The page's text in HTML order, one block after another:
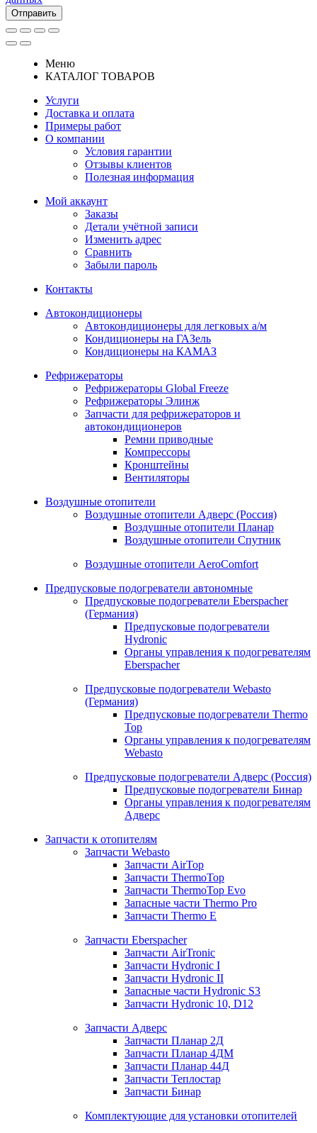
Отправить
Меню
КАТАЛОГ ТОВАРОВ
Услуги
Доставка и оплата
Примеры работ
О компании
Условия гарантии
Отзывы клиентов
Полезная информация
Мой аккаунт
Заказы
Детали учётной записи
Изменить адрес
Сравнить
Забыли пароль
Контакты
Автокондиционеры
Автокондиционеры для легковых а/м
Кондиционеры на ГАЗель
Кондиционеры на КАМАЗ
Рефрижераторы
Рефрижераторы Global Freeze
Рефрижераторы Элинж
Запчасти для рефрижераторов и
автокондиционеров
Ремни приводные
Компрессоры
Кронштейны
Вентиляторы
Воздушные отопители
Воздушные отопители Адверс (Россия)
Воздушные отопители Планар
Воздушные отопители Спутник
Воздушные отопители AeroComfort
Предпусковые подогреватели автономные
Предпусковые подогреватели Eberspacher
(Германия)
Предпусковые подогреватели
Hydronic
Органы управления к подогревателям
Eberspacher
Предпусковые подогреватели Webasto
(Германия)
Предпусковые подогреватели Thermo
Top
Органы управления к подогревателям
Webasto
Предпусковые подогреватели Адверс (Россия)
Предпусковые подогреватели Бинар
Органы управления к подогревателям
Адверс
Запчасти к отопителям
Запчасти Webasto
Запчасти AirTop
Запчасти ThermoTop
Запчасти ThermoTop Evo
Запасные части Thermo Pro
Запчасти Thermo E
Запчасти Eberspacher
Запчасти AirTronic
Запчасти Hydronic I
Запчасти Hydronic II
Запасные части Hydronic S3
Запчасти Hydronic 10, D12
Запчасти Адверс
Запчасти Планар 2Д
Запчасти Планар 4ДМ
Запчасти Планар 44Д
Запчасти Теплостар
Запчасти Бинар
Комплектующие для установки отопителей